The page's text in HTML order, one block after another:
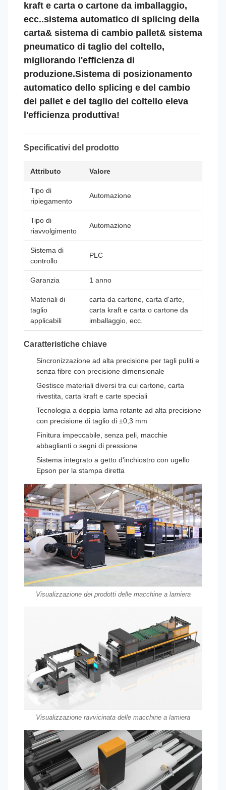
kraft e carta o cartone da imballaggio,
ecc..sistema automatico di splicing della
carta& sistema di cambio pallet& sistema
pneumatico di taglio del coltello,
migliorando l'efficienza di
produzione.Sistema di posizionamento
automatico dello splicing e del cambio
dei pallet e del taglio del coltello eleva
l'efficienza produttiva!
Specificativi del prodotto
Attributo Valore
Tipo di
ripiegamento
Automazione
Tipo di
riavvolgimento
Automazione
Sistema di
controllo
PLC
Garanzia 1 anno
Materiali di
taglio
applicabili
carta da cartone, carta d'arte,
carta kraft e carta o cartone da
imballaggio, ecc.
Caratteristiche chiave
Sincronizzazione ad alta precisione per tagli puliti e
senza fibre con precisione dimensionale
Gestisce materiali diversi tra cui cartone, carta
rivestita, carta kraft e carte speciali
Tecnologia a doppia lama rotante ad alta precisione
con precisione di taglio di ±0,3 mm
Finitura impeccabile, senza peli, macchie
abbaglianti o segni di pressione
Sistema integrato a getto d'inchiostro con ugello
Epson per la stampa diretta
Visualizzazione dei prodotti delle macchine a lamiera
Visualizzazione ravvicinata delle macchine a lamiera